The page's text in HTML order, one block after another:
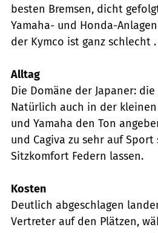
besten Bremsen, dicht
Yamaha- und Honda-
der Kymco ist ganz schlecht .
Alltag
Die Domäne der Japaner:
Natürlich auch in der kleinen
und Yamaha den Ton
und Cagiva zu sehr auf
Sitzkomfort Federn lassen.
Kosten
Deutlich abgeschlagen
Vertreter auf den Plätzen,